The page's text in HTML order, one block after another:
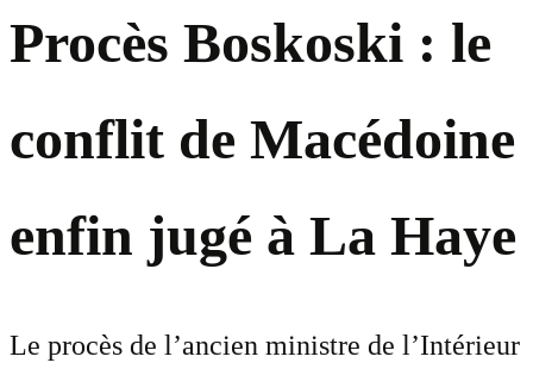
Procès Boskoski : le
conflit de Macédoine
enfin jugé à La Haye
Le procès de l’ancien ministre de l’Intérieur